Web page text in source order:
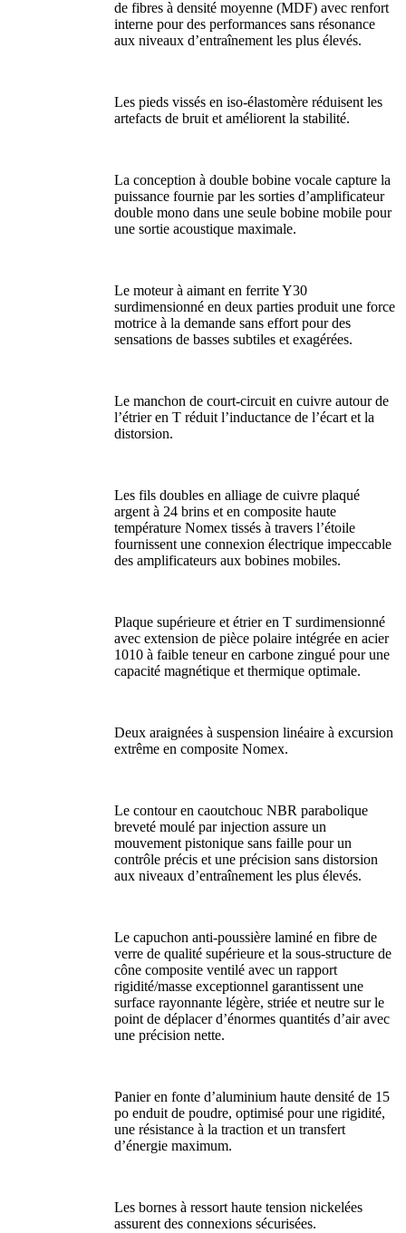
de fibres à densité moyenne (MDF) avec renfort
interne pour des performances sans résonance
aux niveaux d’entraînement les plus élevés.
Les pieds vissés en iso-élastomère réduisent les
artefacts de bruit et améliorent la stabilité.
La conception à double bobine vocale capture la
puissance fournie par les sorties d’amplificateur
double mono dans une seule bobine mobile pour
une sortie acoustique maximale.
Le moteur à aimant en ferrite Y30
surdimensionné en deux parties produit une force
motrice à la demande sans effort pour des
sensations de basses subtiles et exagérées.
Le manchon de court-circuit en cuivre autour de
l’étrier en T réduit l’inductance de l’écart et la
distorsion.
Les fils doubles en alliage de cuivre plaqué
argent à 24 brins et en composite haute
température Nomex tissés à travers l’étoile
fournissent une connexion électrique impeccable
des amplificateurs aux bobines mobiles.
Plaque supérieure et étrier en T surdimensionné
avec extension de pièce polaire intégrée en acier
1010 à faible teneur en carbone zingué pour une
capacité magnétique et thermique optimale.
Deux araignées à suspension linéaire à excursion
extrême en composite Nomex.
Le contour en caoutchouc NBR parabolique
breveté moulé par injection assure un
mouvement pistonique sans faille pour un
contrôle précis et une précision sans distorsion
aux niveaux d’entraînement les plus élevés.
Le capuchon anti-poussière laminé en fibre de
verre de qualité supérieure et la sous-structure de
cône composite ventilé avec un rapport
rigidité/masse exceptionnel garantissent une
surface rayonnante légère, striée et neutre sur le
point de déplacer d’énormes quantités d’air avec
une précision nette.
Panier en fonte d’aluminium haute densité de 15
po enduit de poudre, optimisé pour une rigidité,
une résistance à la traction et un transfert
d’énergie maximum.
Les bornes à ressort haute tension nickelées
assurent des connexions sécurisées.